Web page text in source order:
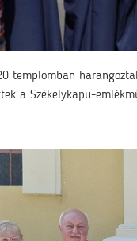
templomban
a Székelykapu-